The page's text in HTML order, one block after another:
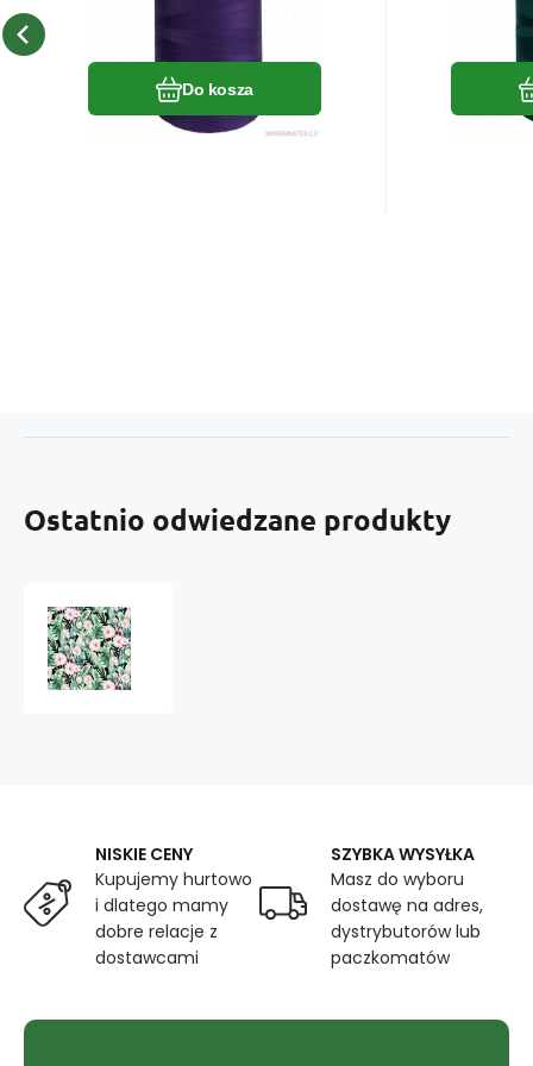
Do kosza
Ostatnio odwiedzane produkty
NISKIE CENY
Kupujemy hurtowo
i dlatego mamy
dobre relacje z
dostawcami
SZYBKA WYSYŁKA
Masz do wyboru
dostawę na adres,
dystrybutorów lub
paczkomatów